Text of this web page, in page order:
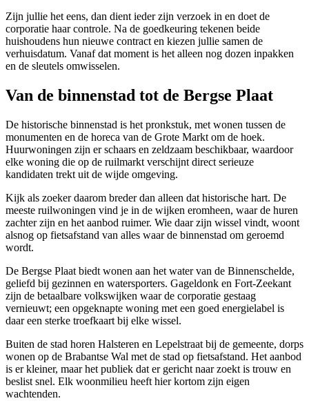
Zijn jullie het eens, dan dient ieder zijn verzoek in en doet de
corporatie haar controle. Na de goedkeuring tekenen beide
huishoudens hun nieuwe contract en kiezen jullie samen de
verhuisdatum. Vanaf dat moment is het alleen nog dozen inpakken
en de sleutels omwisselen.
Van de binnenstad tot de Bergse Plaat
De historische binnenstad is het pronkstuk, met wonen tussen de
monumenten en de horeca van de Grote Markt om de hoek.
Huurwoningen zijn er schaars en zeldzaam beschikbaar, waardoor
elke woning die op de ruilmarkt verschijnt direct serieuze
kandidaten trekt uit de wijde omgeving.
Kijk als zoeker daarom breder dan alleen dat historische hart. De
meeste ruilwoningen vind je in de wijken eromheen, waar de huren
zachter zijn en het aanbod ruimer. Wie daar zijn wissel vindt, woont
alsnog op fietsafstand van alles waar de binnenstad om geroemd
wordt.
De Bergse Plaat biedt wonen aan het water van de Binnenschelde,
geliefd bij gezinnen en watersporters. Gageldonk en Fort-Zeekant
zijn de betaalbare volkswijken waar de corporatie gestaag
vernieuwt; een opgeknapte woning met een goed energielabel is
daar een sterke troefkaart bij elke wissel.
Buiten de stad horen Halsteren en Lepelstraat bij de gemeente, dorps
wonen op de Brabantse Wal met de stad op fietsafstand. Het aanbod
is er kleiner, maar het publiek dat er gericht naar zoekt is trouw en
beslist snel. Elk woonmilieu heeft hier kortom zijn eigen
wachtenden.